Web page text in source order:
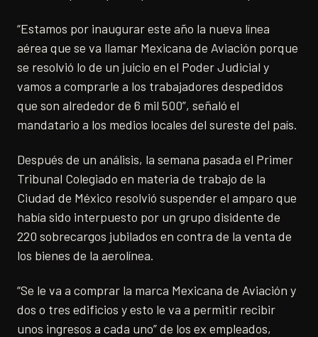
“Estamos por inaugurar este año la nueva línea
aérea que se va llamar Mexicana de Aviación porque
se resolvió lo de un juicio en el Poder Judicial y
vamos a comprarle a los trabajadores despedidos
que son alrededor de 6 mil 500”, señaló el
mandatario a los medios locales del sureste del país.
​Después de un análisis, la semana pasada el Primer
Tribunal Colegiado en materia de trabajo de la
Ciudad de México resolvió suspender el amparo que
había sido interpuesto por un grupo disidente de
220 sobrecargos jubilados en contra de la venta de
los bienes de la aerolínea.
“Se le va a comprar la marca Mexicana de Aviación y
dos o tres edificios y esto le va a permitir recibir
unos ingresos a cada uno” de los ex empleados,